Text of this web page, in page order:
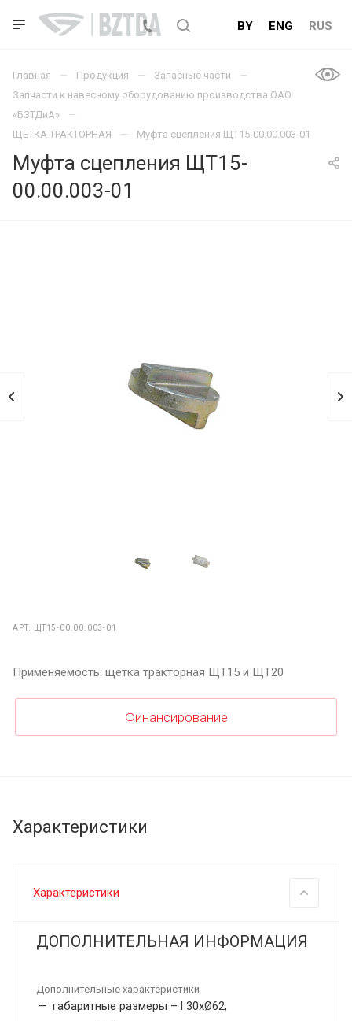
BY ENG RUS
Главная Продукция
Запасные части
Запчасти к навесному оборудованию производства ОАО
«БЗТДиА»
ЩЕТКА ТРАКТОРНАЯ
Муфта сцепления ЩТ15-00.00.003-01
Муфта сцепления ЩТ15-
00.00.003-01
АРТ. ЩТ15-00.00.003-01
Применяемость: щетка тракторная ЩТ15 и ЩТ20
Финансирование
Характеристики
Характеристики
ДОПОЛНИТЕЛЬНАЯ ИНФОРМАЦИЯ
Дополнительные характеристики
габаритные размеры – l 30хØ62;